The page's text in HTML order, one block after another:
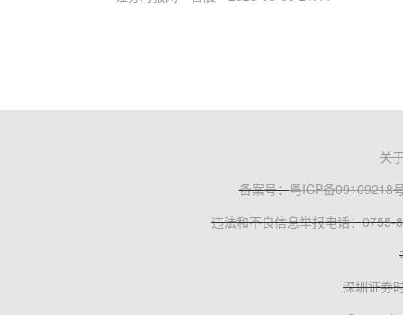
关
备案号：粤ICP备09109218
违法和不良信息举报电话：0755-
深圳证券